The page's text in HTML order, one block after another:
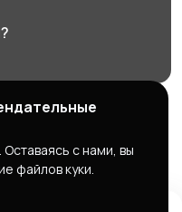
дизайна
с нами, вы
файлов куки.